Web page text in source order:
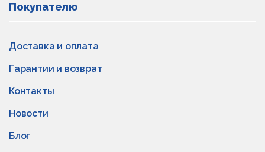
Покупателю
Доставка и оплата
Гарантии и возврат
Контакты
Новости
Блог